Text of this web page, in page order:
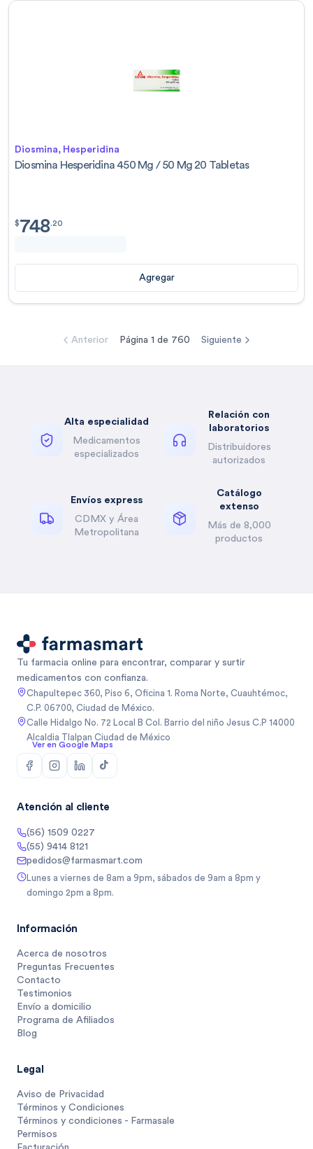
Diosmina, Hesperidina
Diosmina Hesperidina 450 Mg / 50 Mg 20 Tabletas
$748.20
$748.20
Agregar
Anterior Página 1 de 760 Siguiente
Alta especialidad
Medicamentos
especializados
Relación con
laboratorios
Distribuidores
autorizados
Envíos express
CDMX y Área
Metropolitana
Catálogo
extenso
Más de 8,000
productos
Tu farmacia online para encontrar, comparar y surtir
medicamentos con confianza.
Chapultepec 360, Piso 6, Oficina 1. Roma Norte, Cuauhtémoc,
C.P. 06700, Ciudad de México.
Calle Hidalgo No. 72 Local B Col. Barrio del niño Jesus C.P 14000
Alcaldia Tlalpan Ciudad de México
Ver en Google Maps
Atención al cliente
(56) 1509 0227
(55) 9414 8121
pedidos@farmasmart.com
Lunes a viernes de 8am a 9pm, sábados de 9am a 8pm y
domingo 2pm a 8pm.
Información
Acerca de nosotros
Preguntas Frecuentes
Contacto
Testimonios
Envío a domicilio
Programa de Afiliados
Blog
Legal
Aviso de Privacidad
Términos y Condiciones
Términos y condiciones - Farmasale
Permisos